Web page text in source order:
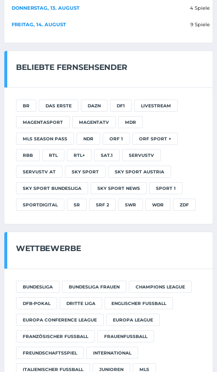
DONNERSTAG, 13. AUGUST 4 Spiele
FREITAG, 14. AUGUST 9 Spiele
BELIEBTE FERNSEHSENDER
BR DAS ERSTE DAZN DF1 LIVESTREAM
MAGENTASPORT MAGENTATV MDR
MLS SEASON PASS NDR ORF 1 ORF SPORT +
RBB RTL RTL+ SAT.1 SERVUSTV
SERVUSTV AT SKY SPORT SKY SPORT AUSTRIA
SKY SPORT BUNDESLIGA SKY SPORT NEWS SPORT 1
SPORTDIGITAL SR SRF 2 SWR WDR ZDF
WETTBEWERBE
BUNDESLIGA BUNDESLIGA FRAUEN CHAMPIONS LEAGUE
DFB-POKAL DRITTE LIGA ENGLISCHER FUSSBALL
EUROPA CONFERENCE LEAGUE EUROPA LEAGUE
FRANZÖSISCHER FUSSBALL FRAUENFUSSBALL
FREUNDSCHAFTSSPIEL INTERNATIONAL
ITALIENISCHER FUSSBALL JUNIOREN MLS